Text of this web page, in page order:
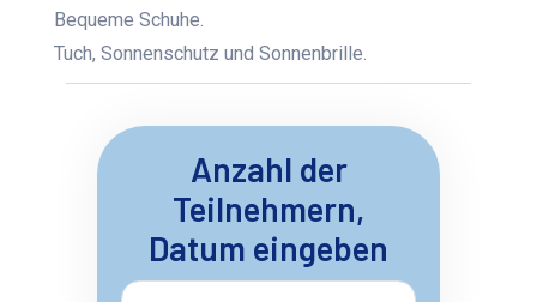
Bequeme Schuhe.
Tuch, Sonnenschutz und Sonnenbrille.
Anzahl der
Teilnehmern,
Datum eingeben